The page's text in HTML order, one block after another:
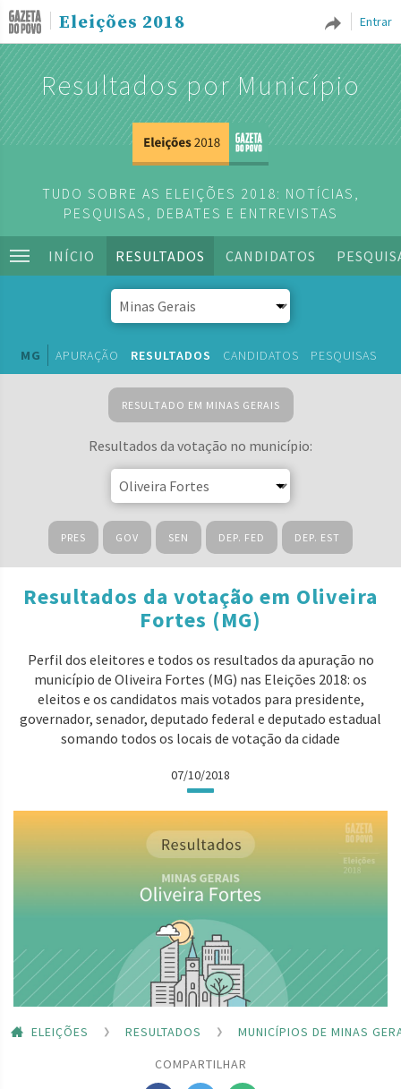
Entrar
Eleições 2018
Resultados por Município
TUDO SOBRE AS ELEIÇÕES 2018: NOTÍCIAS,
PESQUISAS, DEBATES E ENTREVISTAS
INÍCIO RESULTADOS CANDIDATOS
MG APURAÇÃO RESULTADOS CANDIDATOS PESQUISAS
RESULTADO EM MINAS GERAIS
Resultados da votação no município:
PRES GOV SEN DEP. FED DEP. EST
Resultados da votação em Oliveira
Fortes (MG)
Perfil dos eleitores e todos os resultados da apuração no
município de Oliveira Fortes (MG) nas Eleições 2018: os
eleitos e os candidatos mais votados para presidente,
governador, senador, deputado federal e deputado estadual
somando todos os locais de votação da cidade
07/10/2018
ELEIÇÕES RESULTADOS
MUNICÍPIOS DE MINAS
COMPARTILHAR